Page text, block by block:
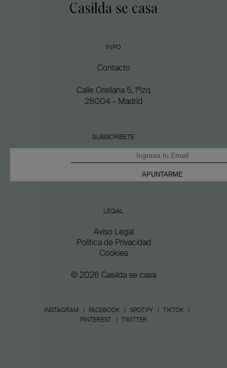
Casilda se casa
INFO
Contacto
Calle Orellana 5, 1ºizq
28004 – Madrid
SUBSCRÍBETE
LEGAL
Aviso Legal
Política de Privacidad
Cookies
© 2026 Casilda se casa
INSTAGRAM FACEBOOK SPOTIFY
TIKTOK
PINTEREST
TWITTER